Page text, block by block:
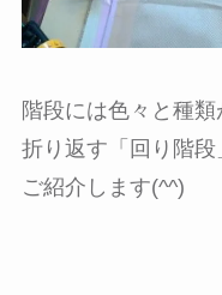
階段には色々と種
折り返す「回り階
ご紹介します(^^)